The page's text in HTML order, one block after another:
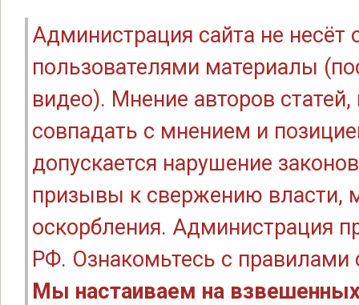
Администрация сайта не
пользователями материалы
видео). Мнение авторов
совпадать с мнением и
допускается нарушение
призывы к свержению власти,
оскорбления. Администрация
РФ. Ознакомьтесь с правилами
Мы настаиваем на